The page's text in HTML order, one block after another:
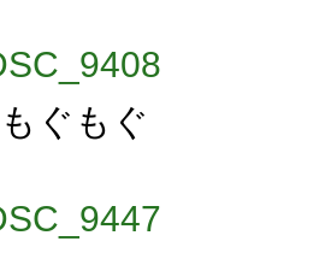
もぐもぐ